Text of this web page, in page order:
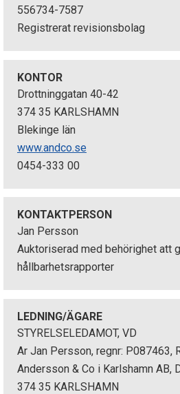
p
o
e
n
556734-7587
Registrerat revisionsbolag
KONTOR
Drottninggatan 40-42
374 35 KARLSHAMN
Blekinge län
www.andco.se
0454-333 00
KONTAKTPERSON
Jan Persson
Auktoriserad med behörighet att
hållbarhetsrapporter
LEDNING/ÄGARE
STYRELSELEDAMOT, VD
Ar Jan Persson, regnr: P087463,
Andersson & Co i Karlshamn AB,
374 35 KARLSHAMN